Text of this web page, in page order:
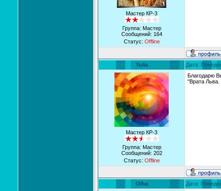
Мастер КР-3
Группа: Мастер
Сообщений: 164
Статус: Offline
Yulia Дата:
Мастер КР-3
Группа: Мастер
Сообщений: 202
Статус: Offline
Благодарю
"Врата
Olha Дата: